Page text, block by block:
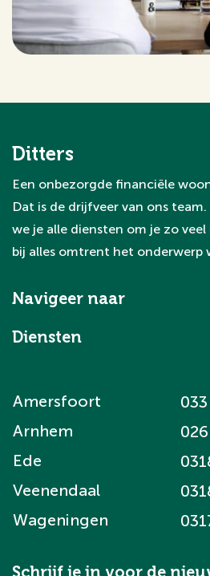
Ditters
Een onbezorgde financiële
Dat is de drijfveer van ons
we je alle diensten om je zo
bij alles omtrent het onderwerp
Navigeer naar
Diensten
Amersfoort
Arnhem
Ede
Veenendaal
Wageningen
Schrijf je in voor de